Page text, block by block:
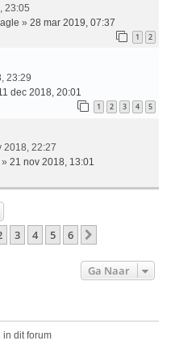
23:05
» 28 mar 2019, 07:37
1 2
23:29
dec 2018, 20:01
1 2 3 4 5
2018, 22:27
» 21 nov 2018, 13:01
3 4 5 6
Ga Naar
dit forum